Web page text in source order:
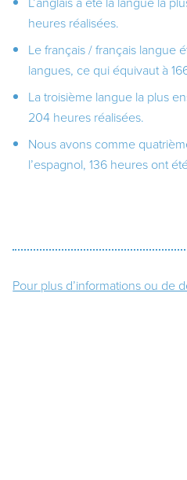
heures réalisées.
Le français / français langue
langues, ce qui équivaut à
La troisième langue la plus
204 heures réalisées.
Nous avons comme
l’espagnol, 136 heures ont
Pour plus d’informations ou de